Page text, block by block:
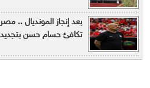
بعد إنجاز المونديال .. مصر
تكافئ حسام حسن